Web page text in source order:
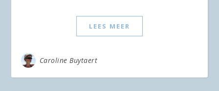
LEES MEER
Caroline Buytaert